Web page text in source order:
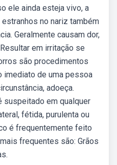
ele ainda esteja vivo, a
no nariz também
Geralmente causam dor,
em irritação se
são procedimentos
imediato de uma pessoa
adoeça.
suspeitado em qualquer
fétida, purulenta ou
é frequentemente feito
frequentes são: Grãos